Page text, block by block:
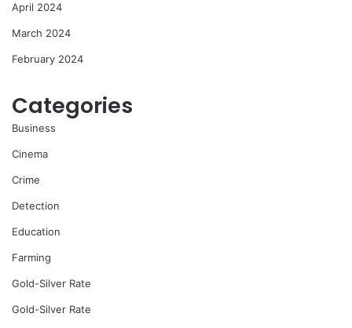
April 2024
March 2024
February 2024
Categories
Business
Cinema
Crime
Detection
Education
Farming
Gold-Silver Rate
Gold-Silver Rate